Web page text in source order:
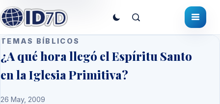
TEMAS BÍBLICOS
¿A qué hora llegó el Espíritu Santo
en la Iglesia Primitiva?
26 May, 2009